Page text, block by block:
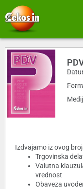
Izdvajamo iz ovog
Trgovinska
Valutna
vrednost
Obaveza